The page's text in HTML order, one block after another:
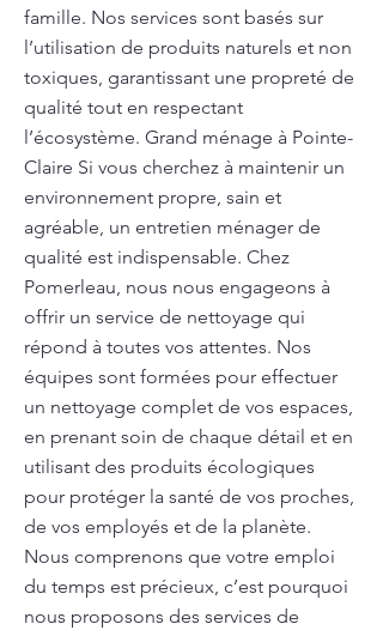
famille. Nos services sont basés sur
l’utilisation de produits naturels et non
toxiques, garantissant une propreté de
qualité tout en respectant
l’écosystème. Grand ménage à Pointe-
Claire Si vous cherchez à maintenir un
environnement propre, sain et
agréable, un entretien ménager de
qualité est indispensable. Chez
Pomerleau, nous nous engageons à
offrir un service de nettoyage qui
répond à toutes vos attentes. Nos
équipes sont formées pour effectuer
un nettoyage complet de vos espaces,
en prenant soin de chaque détail et en
utilisant des produits écologiques
pour protéger la santé de vos proches,
de vos employés et de la planète.
Nous comprenons que votre emploi
du temps est précieux, c’est pourquoi
nous proposons des services de